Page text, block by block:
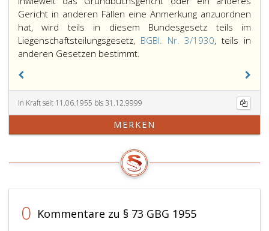
73,
Gericht in anderen Fällen eine Anmerkung anzuordnen
hat, wird teils in diesem Bundesgesetz teils im
Liegenschaftsteilungsgesetz, BGBl. Nr. 3/1930, teils in
anderen Gesetzen bestimmt.
oder
ein
anderes
Gericht
anderen
Fällen
eine
anzuordnen
In Kraft seit 11.06.1955 bis 31.12.9999
MERKEN
0 Kommentare zu § 73 GBG 1955